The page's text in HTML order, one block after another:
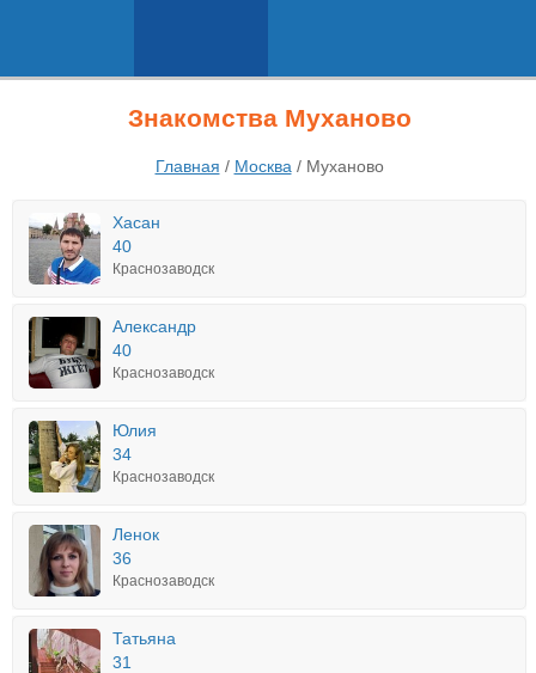
Знакомства Муханово
Главная / Москва / Муханово
Хасан
40
Краснозаводск
Александр
40
Краснозаводск
Юлия
34
Краснозаводск
Ленок
36
Краснозаводск
Татьяна
31